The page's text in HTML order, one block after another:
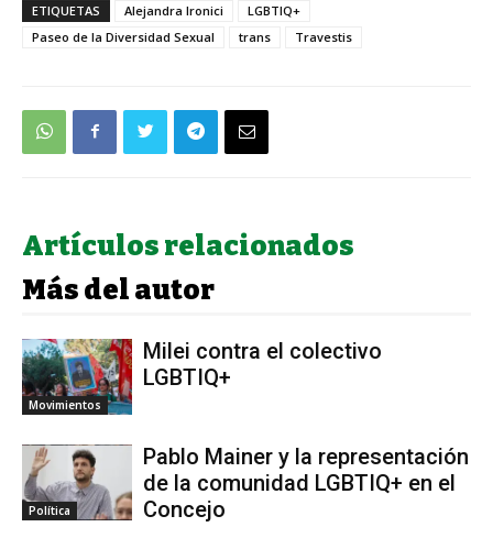
ETIQUETAS Alejandra Ironici
LGBTIQ+
Paseo de la Diversidad Sexual
trans Travestis
Artículos relacionados
Más del autor
Movimientos
Milei contra el colectivo
LGBTIQ+
Política
Pablo Mainer y la representación
de la comunidad LGBTIQ+ en el
Concejo